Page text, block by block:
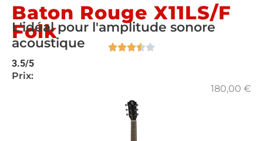
Baton Rouge X11LS/F
Folk
L'idéal pour l'amplitude sonore
acoustique
3.5/5
Prix:
180,00 €